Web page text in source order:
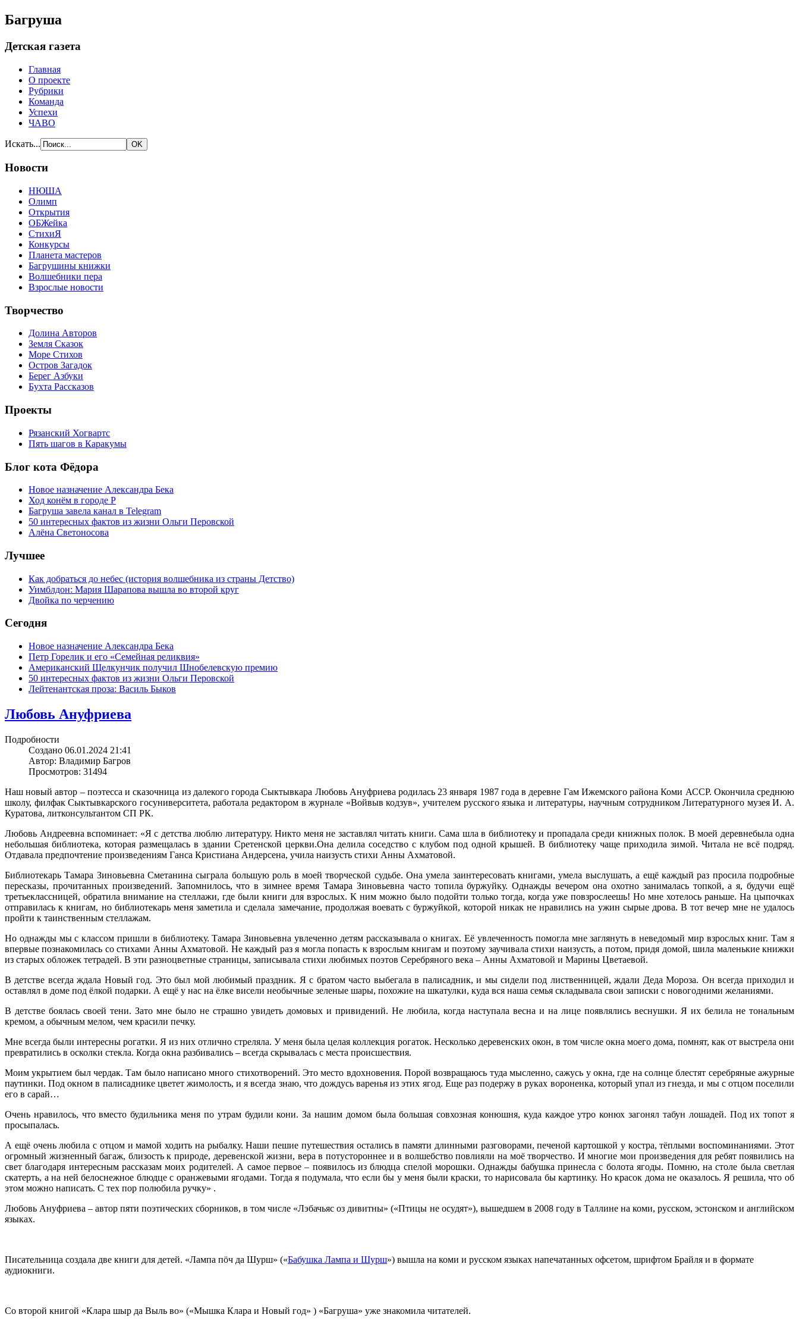
Багруша
Детская газета
Главная
О проекте
Рубрики
Команда
Успехи
ЧАВО
Искать...
Новости
НЮША
Олимп
Открытия
ОБЖейка
СтихиЯ
Конкурсы
Планета мастеров
Багрушины книжки
Волшебники пера
Взрослые новости
Творчество
Долина Авторов
Земля Сказок
Море Стихов
Остров Загадок
Берег Азбуки
Бухта Рассказов
Проекты
Рязанский Хогвартс
Пять шагов в Каракумы
Блог кота Фёдора
Новое назначение Александра Бека
Ход конём в городе Р
Багруша завела канал в Telegram
50 интересных фактов из жизни Ольги Перовской
Алёна Светоносова
Лучшее
Как добраться до небес (история волшебника из страны Детство)
Уимблдон: Мария Шарапова вышла во второй круг
Двойка по черчению
Сегодня
Новое назначение Александра Бека
Петр Горелик и его «Семейная реликвия»
Американский Щелкунчик получил Шнобелевскую премию
50 интересных фактов из жизни Ольги Перовской
Лейтенантская проза: Василь Быков
Любовь Ануфриева
Подробности
Создано 06.01.2024 21:41
Автор: Владимир Багров
Просмотров: 31494
Наш новый автор – поэтесса и сказочница из далекого города Сыктывкара Любовь Ануфриева родилась 23 января 1987 года в деревне Гам Ижемского района Коми АССР. Окончила среднюю
школу, филфак Сыктывкарского госуниверситета, работала редактором в журнале «Войвыв кодзув», учителем русского языка и литературы, научным сотрудником Литературного музея И. А.
Куратова, литконсультантом СП РК.
Любовь Андреевна вспоминает: «Я с детства люблю литературу. Никто меня не заставлял читать книги. Сама шла в библиотеку и пропадала среди книжных полок. В моей деревнебыла одна
небольшая библиотека, которая размещалась в здании Сретенской церкви.Она делила соседство с клубом под одной крышей. В библиотеку чаще приходила зимой. Читала не всё подряд.
Отдавала предпочтение произведениям Ганса Кристиана Андерсена, учила наизусть стихи Анны Ахматовой.
Библиотекарь Тамара Зиновьевна Сметанина сыграла большую роль в моей творческой судьбе. Она умела заинтересовать книгами, умела выслушать, а ещё каждый раз просила подробные
пересказы, прочитанных произведений. Запомнилось, что в зимнее время Тамара Зиновьевна часто топила буржуйку. Однажды вечером она охотно занималась топкой, а я, будучи ещё
третьеклассницей, обратила внимание на стеллажи, где были книги для взрослых. К ним можно было подойти только тогда, когда уже повзрослеешь! Но мне хотелось раньше. На цыпочках
отправилась к книгам, но библиотекарь меня заметила и сделала замечание, продолжая воевать с буржуйкой, которой никак не нравились на ужин сырые дрова. В тот вечер мне не удалось
пройти к таинственным стеллажам.
Но однажды мы с классом пришли в библиотеку. Тамара Зиновьевна увлеченно детям рассказывала о книгах. Её увлеченность помогла мне заглянуть в неведомый мир взрослых книг. Там я
впервые познакомилась со стихами Анны Ахматовой. Не каждый раз я могла попасть к взрослым книгам и поэтому заучивала стихи наизусть, а потом, придя домой, шила маленькие книжки
из старых обложек тетрадей. В эти разноцветные страницы, записывала стихи любимых поэтов Серебряного века – Анны Ахматовой и Марины Цветаевой.
В детстве всегда ждала Новый год. Это был мой любимый праздник. Я с братом часто выбегала в палисадник, и мы сидели под лиственницей, ждали Деда Мороза. Он всегда приходил и
оставлял в доме под ёлкой подарки. А ещё у нас на ёлке висели необычные зеленые шары, похожие на шкатулки, куда вся наша семья складывала свои записки с новогодними желаниями.
В детстве боялась своей тени. Зато мне было не страшно увидеть домовых и привидений. Не любила, когда наступала весна и на лице появлялись веснушки. Я их белила не тональным
кремом, а обычным мелом, чем красили печку.
Мне всегда были интересны рогатки. Я из них отлично стреляла. У меня была целая коллекция рогаток. Несколько деревенских окон, в том числе окна моего дома, помнят, как от выстрела они
превратились в осколки стекла. Когда окна разбивались – всегда скрывалась с места происшествия.
Моим укрытием был чердак. Там было написано много стихотворений. Это место вдохновения. Порой возвращаюсь туда мысленно, сажусь у окна, где на солнце блестят серебряные ажурные
паутинки. Под окном в палисаднике цветет жимолость, и я всегда знаю, что дождусь варенья из этих ягод. Еще раз подержу в руках вороненка, который упал из гнезда, и мы с отцом поселили
его в сарай…
Очень нравилось, что вместо будильника меня по утрам будили кони. За нашим домом была большая совхозная конюшня, куда каждое утро конюх загонял табун лошадей. Под их топот я
просыпалась.
А ещё очень любила с отцом и мамой ходить на рыбалку. Наши пешие путешествия остались в памяти длинными разговорами, печеной картошкой у костра, тёплыми воспоминаниями. Этот
огромный жизненный багаж, близость к природе, деревенской жизни, вера в потустороннее и в волшебство повлияли на моё творчество. И многие мои произведения для ребят появились на
свет благодаря интересным рассказам моих родителей. А самое первое – появилось из блюдца спелой морошки. Однажды бабушка принесла с болота ягоды. Помню, на столе была светлая
скатерть, а на ней белоснежное блюдце с оранжевыми ягодами. Тогда я подумала, что если бы у меня были краски, то нарисовала бы картинку. Но красок дома не оказалось. Я решила, что об
этом можно написать. С тех пор полюбила ручку» .
Любовь Ануфриева – автор пяти поэтических сборников, в том числе «Лэбачьяс оз дивитны» («Птицы не осудят»), вышедшем в 2008 году в Таллине на коми, русском, эстонском и английском
языках.
Писательница создала две книги для детей. «Лампа пӧч да Шурш» («Бабушка Лампа и Шурш») вышла на коми и русском языках напечатанных офсетом, шрифтом Брайля и в формате
аудиокниги.
Со второй книгой «Клара шыр да Выль во» («Мышка Клара и Новый год» ) «Багруша» уже знакомила читателей.